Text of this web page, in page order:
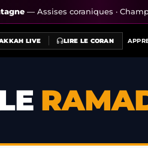
— Assises coraniques ·
LIVE LIRE LE CORAN